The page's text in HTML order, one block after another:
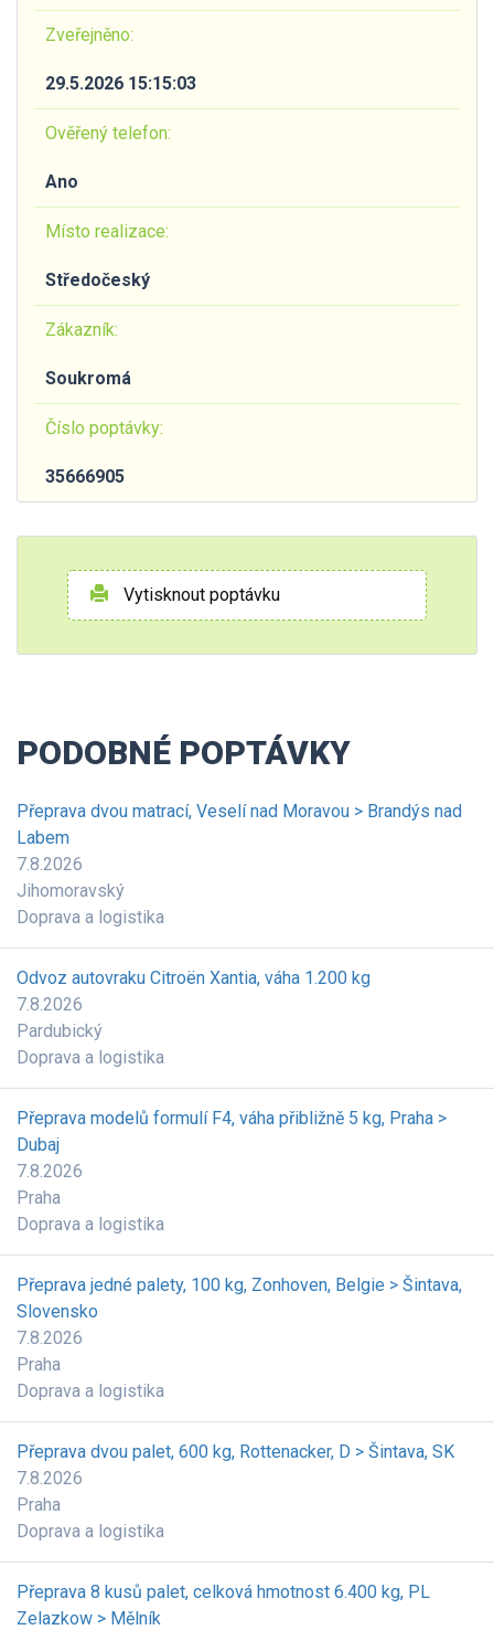
Zveřejněno:
29.5.2026 15:15:03
Ověřený telefon:
Ano
Místo realizace:
Středočeský
Zákazník:
Soukromá
Číslo poptávky:
35666905
Vytisknout poptávku
PODOBNÉ POPTÁVKY
Přeprava dvou matrací, Veselí nad Moravou > Brandýs nad
Labem
7.8.2026
Jihomoravský
Doprava a logistika
Odvoz autovraku Citroën Xantia, váha 1.200 kg
7.8.2026
Pardubický
Doprava a logistika
Přeprava modelů formulí F4, váha přibližně 5 kg, Praha >
Dubaj
7.8.2026
Praha
Doprava a logistika
Přeprava jedné palety, 100 kg, Zonhoven, Belgie > Šintava,
Slovensko
7.8.2026
Praha
Doprava a logistika
Přeprava dvou palet, 600 kg, Rottenacker, D > Šintava, SK
7.8.2026
Praha
Doprava a logistika
Přeprava 8 kusů palet, celková hmotnost 6.400 kg, PL
Zelazkow > Mělník